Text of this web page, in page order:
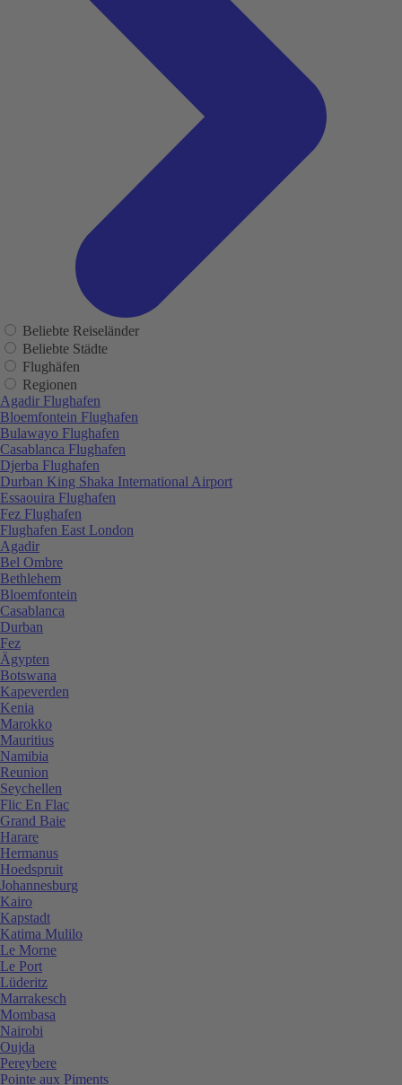
Beliebte Reiseländer
Beliebte Städte
Flughäfen
Regionen
Agadir Flughafen
Bloemfontein Flughafen
Bulawayo Flughafen
Casablanca Flughafen
Djerba Flughafen
Durban King Shaka International Airport
Essaouira Flughafen
Fez Flughafen
Flughafen East London
Agadir
Bel Ombre
Bethlehem
Bloemfontein
Casablanca
Durban
Fez
Ägypten
Botswana
Kapeverden
Kenia
Marokko
Mauritius
Namibia
Reunion
Seychellen
Flic En Flac
Grand Baie
Harare
Hermanus
Hoedspruit
Johannesburg
Kairo
Kapstadt
Katima Mulilo
Le Morne
Le Port
Lüderitz
Marrakesch
Mombasa
Nairobi
Oujda
Pereybere
Pointe aux Piments